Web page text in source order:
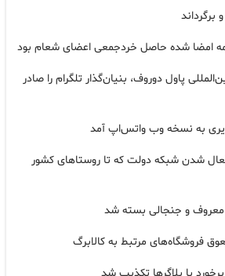
برگرداند
امضا شده حاصل خردجمعی اعضای شعام بود
پاول دوروف، بنیان‌گذار تلگرام را صادر
به نسخه وب واتس‌اپ آمد
شدن شبکه دولت که تا روستاهای کشور
معروف و جنجالی بسته شد
فروشگاه‌های مرتبط به کالابرگ
با بلاگرها تکذیب شد